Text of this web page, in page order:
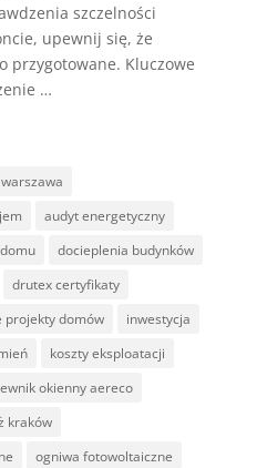
szczelności
upewnij się, że
przygotowane. Kluczowe
…
audyt energetyczny
docieplenia budynków
drutex certyfikaty
projekty domów
inwestycja
koszty eksploatacji
okienny aereco
kraków
ogniwa fotowoltaiczne